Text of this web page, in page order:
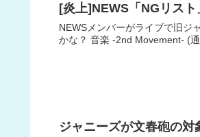
[炎上]NEWS「NGリス
NEWSメンバーがライブで旧ジ
かな？ 音楽 -2nd Movement- (
ジャニーズが文春砲の